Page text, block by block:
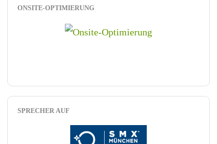
ONSITE-OPTIMIERUNG
SPRECHER AUF